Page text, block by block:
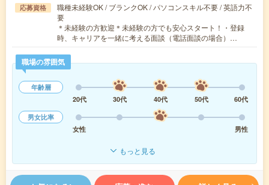
応募資格
職種未経験OK / ブランクOK / パソコンスキル不要 / 英語力不
要
＊未経験の方歓迎＊未経験の方でも安心スタート！・登録
時、キャリアを一緒に考える面談（電話面談の場合）…
職場の雰囲気
年齢層
20代
30代 40代 50代
60代
男女比率
女性
男性
もっと見る